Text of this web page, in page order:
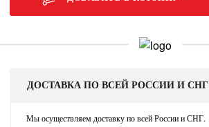
ДОСТАВКА ПО ВСЕЙ РОССИИ И СНГ
Мы осуществляем доставку по всей России и СНГ.